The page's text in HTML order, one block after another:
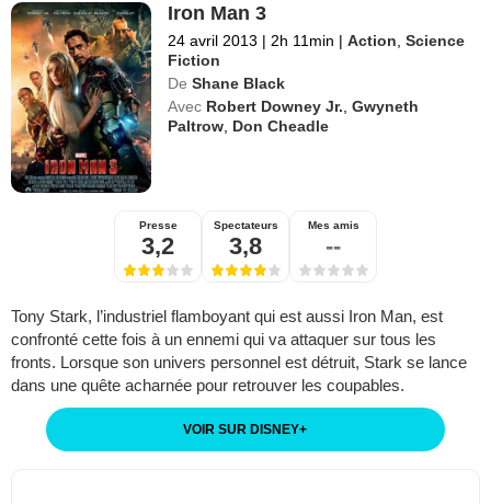
Iron Man 3
24 avril 2013 | 2h 11min | Action ,Science
Fiction
De Shane Black
Avec Robert Downey Jr. ,Gwyneth
Paltrow Don Cheadle
Presse
3,2
Spectateurs
3,8
Mes amis
--
Tony Stark, l’industriel flamboyant qui est aussi Iron Man, est
confronté cette fois à un ennemi qui va attaquer sur tous les
fronts. Lorsque son univers personnel est détruit, Stark se lance
dans une quête acharnée pour retrouver les coupables.
VOIR SUR DISNEY+